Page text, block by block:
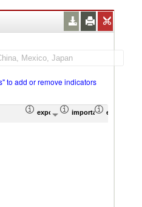
to add or remove indicators
exportación Valor del comercio
importación Valor del